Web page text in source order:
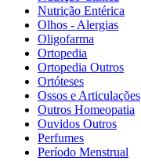
Nutrição Entérica
Olhos - Alergias
Oligofarma
Ortopedia
Ortopedia Outros
Ortóteses
Ossos e Articulações
Outros Homeopatia
Ouvidos Outros
Perfumes
Período Menstrual